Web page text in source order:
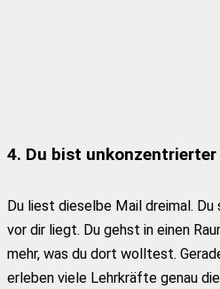
4. Du bist
Du liest dieselbe Mail dreimal.
vor dir liegt. Du gehst in einen
mehr, was du dort wolltest.
erleben viele Lehrkräfte genau